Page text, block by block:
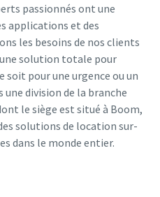
passionnés ont une
applications et des
les besoins de nos clients
solution totale pour
soit pour une urgence ou un
division de la branche
le siège est situé à Boom,
solutions de location sur-
dans le monde entier.